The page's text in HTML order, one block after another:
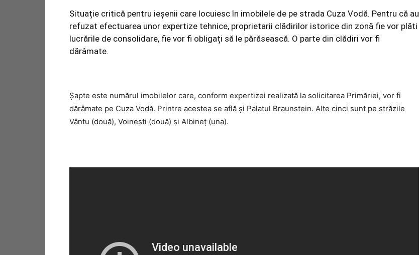
Situație critică pentru ieșenii care locuiesc în imobilele de pe strada Cuza Vodă. Pentru că au
refuzat efectuarea unor expertize tehnice, proprietarii clădirilor istorice din zonă fie vor plăti
lucrările de consolidare, fie vor fi obligați să le părăsească. O parte din clădiri vor fi
dărâmate.
Șapte este numărul imobilelor care, conform expertizei realizată la solicitarea Primăriei, vor fi
dărâmate pe Cuza Vodă. Printre acestea se află şi Palatul Braunstein. Alte cinci sunt pe străzile
Vântu (două), Voineşti (două) şi Albineţ (una).